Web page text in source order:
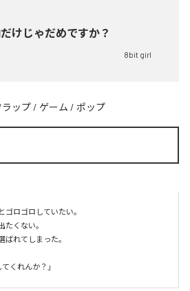
けじゃだめですか？
8bit girl
ップ / ゲーム / ポップ
ゴロゴロしていたい。
たくない。
ばれてしまった。